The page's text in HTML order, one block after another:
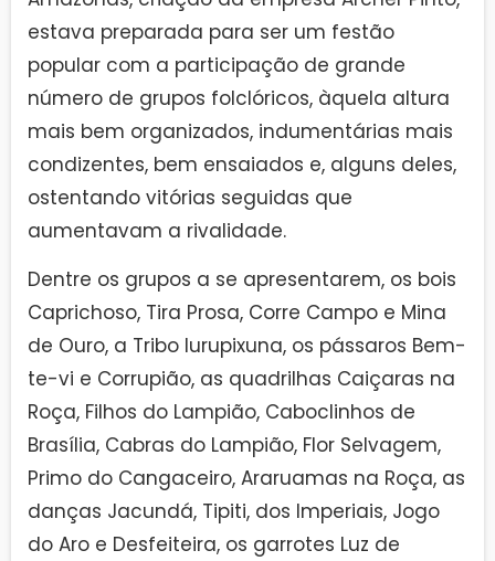
estava preparada para ser um festão
popular com a participação de grande
número de grupos folclóricos, àquela altura
mais bem organizados, indumentárias mais
condizentes, bem ensaiados e, alguns deles,
ostentando vitórias seguidas que
aumentavam a rivalidade.
Dentre os grupos a se apresentarem, os bois
Caprichoso, Tira Prosa, Corre Campo e Mina
de Ouro, a Tribo Iurupixuna, os pássaros Bem-
te-vi e Corrupião, as quadrilhas Caiçaras na
Roça, Filhos do Lampião, Caboclinhos de
Brasília, Cabras do Lampião, Flor Selvagem,
Primo do Cangaceiro, Araruamas na Roça, as
danças Jacundá, Tipiti, dos Imperiais, Jogo
do Aro e Desfeiteira, os garrotes Luz de